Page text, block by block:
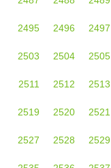
2495 2496 2497
2503 2504 2505
2511 2512 2513
2519 2520 2521
2527 2528 2529